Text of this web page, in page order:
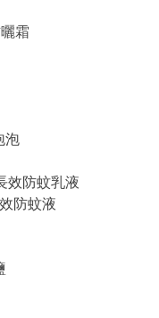
霜
泡
效防蚊乳液
防蚊液